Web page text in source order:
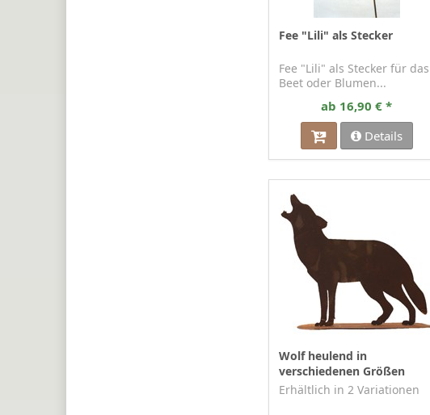
Fee "Lili" als Stecker
Fee "Lili" als Stecker für das
Beet oder Blumen...
ab 16,90 € *
Details
Wolf heulend in
verschiedenen Größen
Erhältlich in 2 Variationen